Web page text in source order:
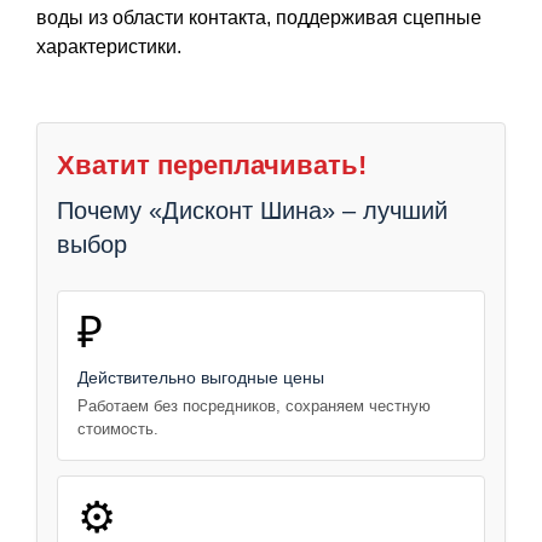
воды из области контакта, поддерживая сцепные
характеристики.
Хватит переплачивать!
Почему «Дисконт Шина» – лучший
выбор
₽
Действительно выгодные цены
Работаем без посредников, сохраняем честную
стоимость.
⚙️